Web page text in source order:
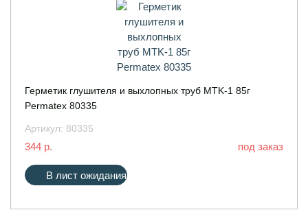
Герметик глушителя и выхлопных труб MTK-1 85г
Permatex 80335
Артикул: 80335
344 р. под заказ
В лист ожидания